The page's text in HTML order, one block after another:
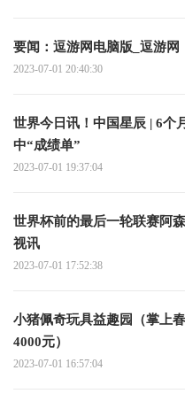
要闻：逗游网电脑版_逗游网
2023-07-01 20:40:30
世界今日讯！中国星辰 | 6个月28项 中国载人航天
中“成绩单”
2023-07-01 19:37:04
世界杯前的最后一轮联赛阿
视讯
2023-07-01 17:52:38
小猪佩奇玩具益趣园（掌上
4000元）
2023-07-01 16:57:04